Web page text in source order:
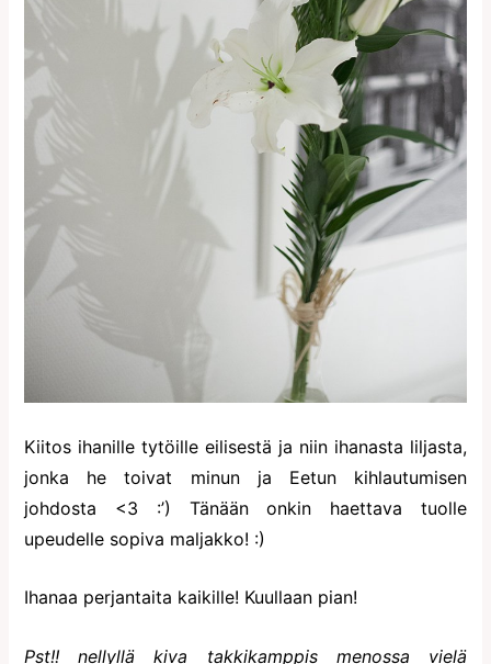
Kiitos ihanille tytöille eilisestä ja niin ihanasta liljasta,
jonka he toivat minun ja Eetun kihlautumisen
johdosta <3 :’) Tänään onkin haettava tuolle
upeudelle sopiva maljakko! :)
Ihanaa perjantaita kaikille! Kuullaan pian!
Pst!! nellyllä kiva takkikamppis menossa vielä